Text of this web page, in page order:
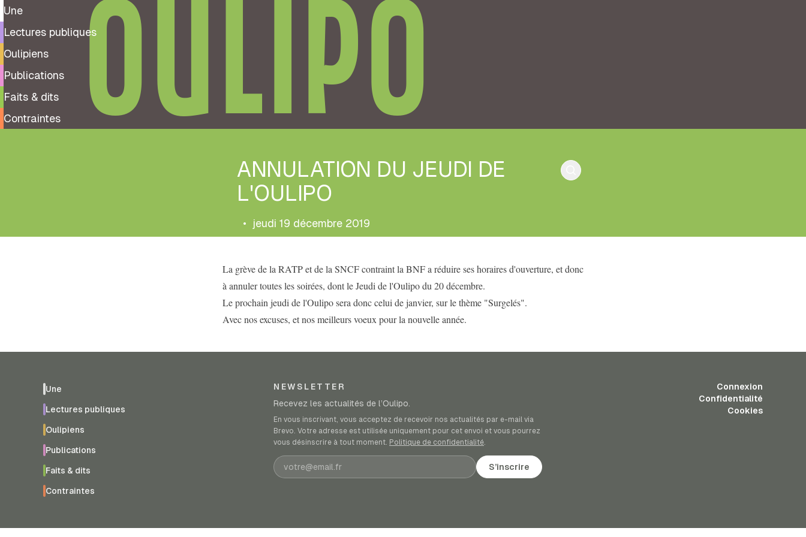
Une
Lectures publiques
Oulipiens
Publications
Faits & dits
Contraintes
OULIPO
ANNULATION DU JEUDI DE
L'OULIPO
• jeudi 19 décembre 2019
La grève de la RATP et de la SNCF contraint la BNF a réduire ses horaires d'ouverture, et donc
à annuler toutes les soirées, dont le Jeudi de l'Oulipo du 20 décembre.
Le prochain jeudi de l'Oulipo sera donc celui de janvier, sur le thème "Surgelés".
Avec nos excuses, et nos meilleurs voeux pour la nouvelle année.
Une
Lectures publiques
Oulipiens
Publications
Faits & dits
Contraintes
NEWSLETTER
Recevez les actualités de l’Oulipo.
En vous inscrivant, vous acceptez de recevoir nos actualités par e-mail via
Brevo. Votre adresse est utilisée uniquement pour cet envoi et vous pourrez
vous désinscrire à tout moment. Politique de confidentialité.
Adresse e-mail S’inscrire
Connexion
Confidentialité
Cookies